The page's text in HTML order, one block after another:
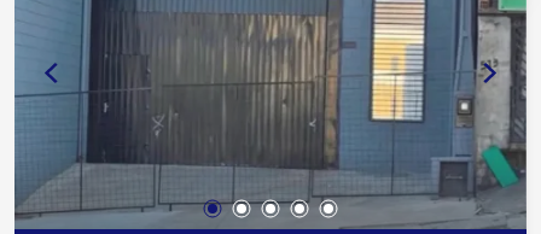
constante crescimento e valorização
Aproximadamente 3 minutos da Avenida Américo
Figueiredo Cerca de 8 minutos da Avenida
General Carneiro Aproximadamente 10 minutos
da Rodovia Raposo Tavares Fácil acesso à
Avenida Elias Maluf e aos principais corredores
viários da zona oeste Cerca de 15 minutos do
Centro de Sorocaba Região com boa circulação